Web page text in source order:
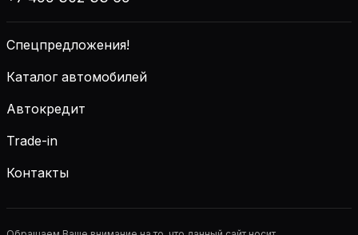
Спецпредложения!
Каталог автомобилей
Автокредит
Trade-in
Контакты